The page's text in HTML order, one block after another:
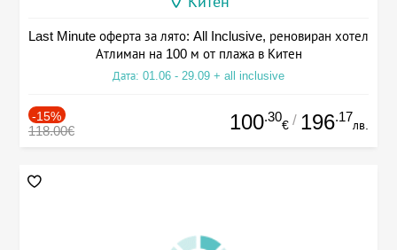
Last Minute оферта за лято: All Inclusive, реновиран хотел
Атлиман на 100 м от плажа в Китен
Дата: 01.06 - 29.09 + all inclusive
-15%
118.00€ 100.30
€ / 196.17
лв.